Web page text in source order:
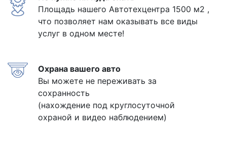
Площадь нашего Автотехцентра 1500 м2 ,
что позволяет нам оказывать все виды
услуг в одном месте!
Охрана вашего авто
Вы можете не переживать за
сохранность
(нахождение под круглосуточной
охраной и видео наблюдением)